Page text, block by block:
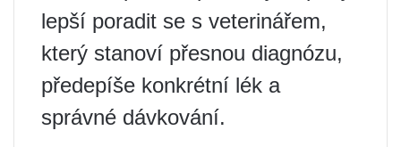
lepší poradit se s veterinářem,
který stanoví přesnou diagnózu,
předepíše konkrétní lék a
správné dávkování.